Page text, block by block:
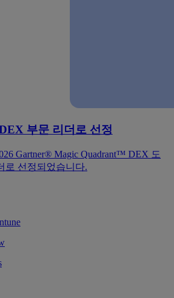
부문 리더로 선정
Gartner® Magic Quadrant™ DEX 도
로 선정되었습니다.